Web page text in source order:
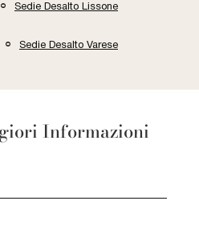
Sedie Desalto Lissone
Sedie Desalto Varese
Informazioni